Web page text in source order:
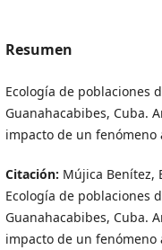
Resumen
Ecología de poblaciones
Guanahacabibes, Cuba.
impacto de un fenómeno
Citación: Mújica Benítez,
Ecología de poblaciones
Guanahacabibes, Cuba.
impacto de un fenómeno